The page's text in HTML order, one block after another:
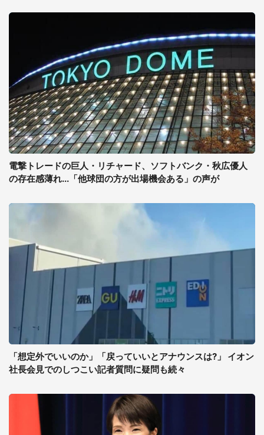
電撃トレードの巨人・リチャード、ソフトバンク・秋広優人
の存在感薄れ...「他球団の方が出場機会ある」の声が
「想定外でいいのか」「戻っていいとアナウンスは?」 イオン
社長会見でのしつこい記者質問に疑問も続々